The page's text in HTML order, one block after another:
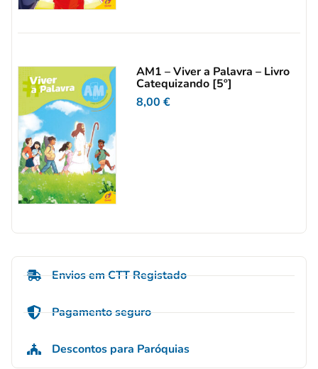
AM1 – Viver a Palavra – Livro
Catequizando [5º]
8,00€
Envios em CTT Registado
Pagamento seguro
Descontos para Paróquias